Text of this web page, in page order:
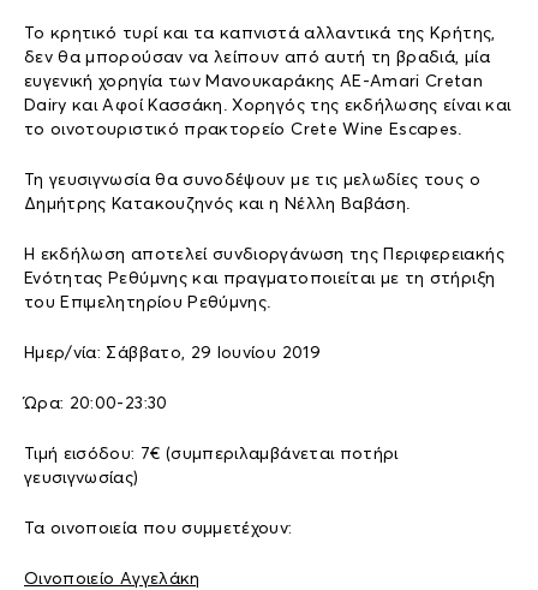
Το κρητικό τυρί και τα καπνιστά αλλαντικά της Κρήτης,
δεν θα μπορούσαν να λείπουν από αυτή τη βραδιά, μία
ευγενική χορηγία των Μανουκαράκης ΑΕ-Amari Cretan
Dairy και Αφοί Κασσάκη. Χορηγός της εκδήλωσης είναι και
το οινοτουριστικό πρακτορείο Crete Wine Escapes.
Τη γευσιγνωσία θα συνοδέψουν με τις μελωδίες τους ο
Δημήτρης Κατακουζηνός και η Νέλλη Βαβάση.
Η εκδήλωση αποτελεί συνδιοργάνωση της Περιφερειακής
Ενότητας Ρεθύμνης και πραγματοποιείται με τη στήριξη
του Επιμελητηρίου Ρεθύμνης.
Ημερ/νία: Σάββατο, 29 Ιουνίου 2019
Ώρα: 20:00-23:30
Τιμή εισόδου: 7€ (συμπεριλαμβάνεται ποτήρι
γευσιγνωσίας)
Τα οινοποιεία που συμμετέχουν:
Οινοποιείο Αγγελάκη